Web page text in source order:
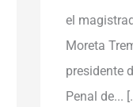
el
Moreta
presidente
Penal de...